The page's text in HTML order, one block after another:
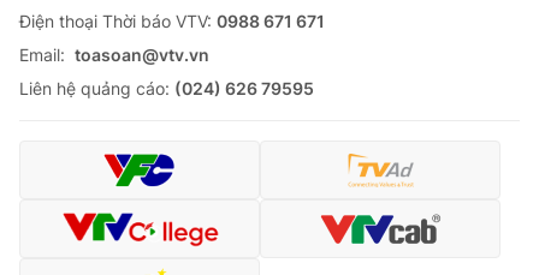
Ðiện thoại Thời báo VTV: 0988 671 671
Email: toasoan@vtv.vn
Liên hệ quảng cáo: (024) 626 79595